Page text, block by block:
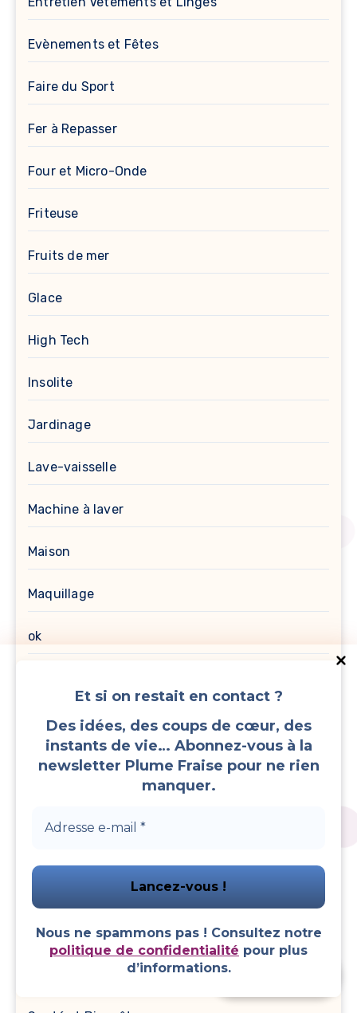
Et si on restait en contact ?
Des idées, des coups de cœur, des
instants de vie… Abonnez-vous à la
newsletter Plume Fraise pour ne rien
manquer.
Nous ne spammons pas ! Consultez notre
politique de confidentialité pour plus
d’informations.
Evènements et Fêtes
Faire du Sport
Fer à Repasser
Four et Micro-Onde
Friteuse
Fruits de mer
Glace
High Tech
Insolite
Jardinage
Lave-vaisselle
Machine à laver
Maison
Maquillage
ok
Perdre du Poids Naturellement
Perruques
Réfrigérateur – Congélateur
Remèdes, Astuces, Conseils